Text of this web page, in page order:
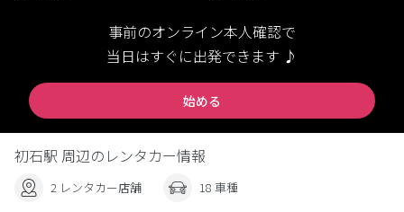
事前のオンライン本人確認で
当日はすぐに出発できます ♪
始める
初石駅 周辺のレンタカー情報
2 レンタカー店舗 18 車種